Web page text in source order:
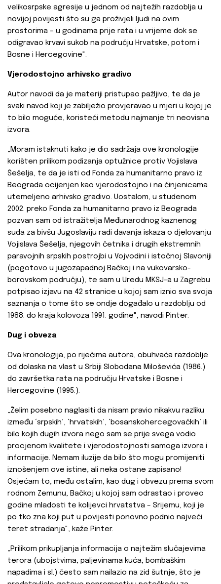
velikosrpske agresije u jednom od najtežih razdoblja u
novijoj povijesti što su ga proživjeli ljudi na ovim
prostorima – u godinama prije rata i u vrijeme dok se
odigravao krvavi sukob na području Hrvatske, potom i
Bosne i Hercegovine".
Vjerodostojno arhivsko gradivo
Autor navodi da je materiji pristupao pažljivo, te da je
svaki navod koji je zabilježio provjeravao u mjeri u kojoj je
to bilo moguće, koristeći metodu najmanje tri neovisna
izvora.
„Moram istaknuti kako je dio sadržaja ove kronologije
korišten prilikom podizanja optužnice protiv Vojislava
Šešelja, te da je isti od Fonda za humanitarno pravo iz
Beograda ocijenjen kao vjerodostojno i na činjenicama
utemeljeno arhivsko gradivo. Uostalom, u studenom
2002. preko Fonda za humanitarno pravo iz Beograda
pozvan sam od istražitelja Međunarodnog kaznenog
suda za bivšu Jugoslaviju radi davanja iskaza o djelovanju
Vojislava Šešelja, njegovih četnika i drugih ekstremnih
paravojnih srpskih postrojbi u Vojvodini i istočnoj Slavoniji
(pogotovo u jugozapadnoj Bačkoj i na vukovarsko-
borovskom području), te sam u Uredu MKSJ-a u Zagrebu
potpisao izjavu na 42 stranice u kojoj sam iznio sva svoja
saznanja o tome što se ondje događalo u razdoblju od
1988. do kraja kolovoza 1991. godine", navodi Pinter.
Dug i obveza
Ova kronologija, po riječima autora, obuhvaća razdoblje
od dolaska na vlast u Srbiji Slobodana Miloševića (1986.)
do završetka rata na području Hrvatske i Bosne i
Hercegovine (1995.).
„Želim posebno naglasiti da nisam pravio nikakvu razliku
između ‘srpskih’, ‘hrvatskih’, ‘bosanskohercegovačkih’ ili
bilo kojih dugih izvora nego sam se prije svega vodio
procjenom kvalitete i vjerodostojnosti samoga izvora i
informacije. Nemam iluzije da bilo što mogu promijeniti
iznošenjem ove istine, ali neka ostane zapisano!
Osjećam to, među ostalim, kao dug i obvezu prema svom
rodnom Zemunu, Bačkoj u kojoj sam odrastao i proveo
godine mladosti te kolijevci hrvatstva – Srijemu, koji je
po tko zna koji put u povijesti ponovno podnio najveći
teret stradanja", kaže Pinter.
„Prilikom prikupljanja informacija o najtežim slučajevima
terora (ubojstvima, paljevinama kuća, bombaškim
napadima i sl.) često sam nailazio na zid šutnje, što je